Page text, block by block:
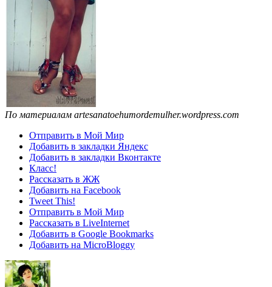
По материалам artesanatoehumordemulher.wordpress.com
Отправить в Мой Мир
Добавить в закладки Яндекс
Добавить в закладки Вконтакте
Класс!
Рассказать в ЖЖ
Добавить на Facebook
Tweet This!
Отправить в Мой Мир
Рассказать в LiveInternet
Добавить в Google Bookmarks
Добавить на MicroBloggy